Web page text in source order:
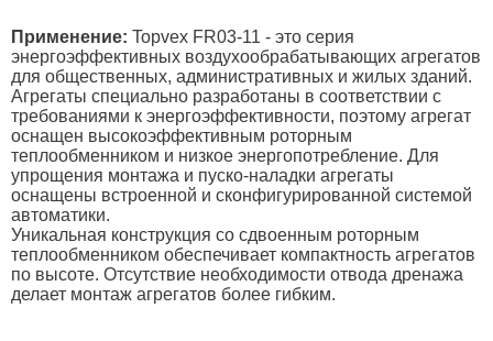
Применение: Topvex FR03-11 - это серия
энергоэффективных воздухообрабатывающих агрегатов
для общественных, административных и жилых зданий.
Агрегаты специально разработаны в соответствии с
требованиями к энергоэффективности, поэтому агрегат
оснащен высокоэффективным роторным
теплообменником и низкое энергопотребление. Для
упрощения монтажа и пуско-наладки агрегаты
оснащены встроенной и сконфигурированной системой
автоматики.
Уникальная конструкция со сдвоенным роторным
теплообменником обеспечивает компактность агрегатов
по высоте. Отсутствие необходимости отвода дренажа
делает монтаж агрегатов более гибким.